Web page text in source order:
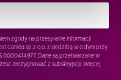
zgody na przesyłanie informacji
Conlea sp.z o.o. z siedzibą w Gdyni przy
0000414977. Dane są przetwarzane w
zrezygnować z subskrypcji. Więcej